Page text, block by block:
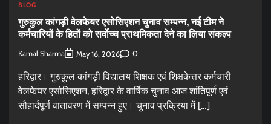
BLOG
गुरुकुल कांगड़ी वेलफेयर एसोसिएशन चुनाव सम्पन्न, नई टीम ने
कर्मचारियों के हितों को सर्वोच्च प्राथमिकता देने का लिया संकल्प
Kamal Sharma May 16, 2026 0
हरिद्वार। गुरुकुल कांगड़ी विद्यालय शिक्षक एवं शिक्षकेत्तर कर्मचारी
वेलफेयर एसोसिएशन, हरिद्वार के वार्षिक चुनाव आज शांतिपूर्ण एवं
सौहार्दपूर्ण वातावरण में सम्पन्न हुए। चुनाव प्रक्रिया में […]